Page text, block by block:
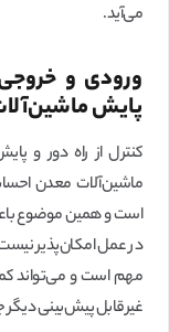
می‌آید.
ورودی و خروجی
پایش
کنترل از راه دور و
ماشین‌آلات معدن
است و همین موضوع
در عمل امکان‌پذیر
مهم است و می‌تواند
غیرقابل‌ پیش‌بینی دیگر